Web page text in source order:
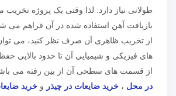
طولانی نیاز دارد. لذا وقتی یک پروژه تخریب
بازیافت آهن استفاده شده در آن فراهم می
از تخریب ظاهری آن صرف نظر کنید، می
های فیزیکی و شیمیایی آن تا حدود بالایی
از قسمت های سطحی آن از بین رفته می
در محل ، خرید ضایعات در چیذر و خرید